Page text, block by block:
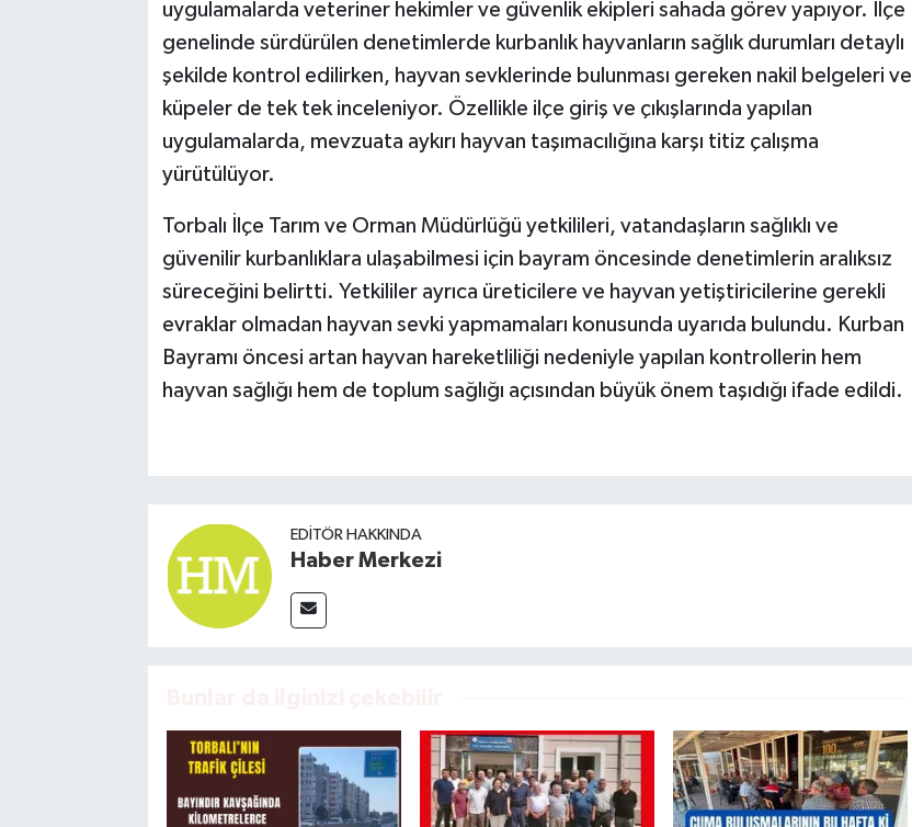
uygulamalarda veteriner hekimler ve güvenlik ekipleri sahada görev yapıyor. İlçe
genelinde sürdürülen denetimlerde kurbanlık hayvanların sağlık durumları detaylı
şekilde kontrol edilirken, hayvan sevklerinde bulunması gereken nakil belgeleri ve
küpeler de tek tek inceleniyor. Özellikle ilçe giriş ve çıkışlarında yapılan
uygulamalarda, mevzuata aykırı hayvan taşımacılığına karşı titiz çalışma
yürütülüyor.
Torbalı İlçe Tarım ve Orman Müdürlüğü yetkilileri, vatandaşların sağlıklı ve
güvenilir kurbanlıklara ulaşabilmesi için bayram öncesinde denetimlerin aralıksız
süreceğini belirtti. Yetkililer ayrıca üreticilere ve hayvan yetiştiricilerine gerekli
evraklar olmadan hayvan sevki yapmamaları konusunda uyarıda bulundu. Kurban
Bayramı öncesi artan hayvan hareketliliği nedeniyle yapılan kontrollerin hem
hayvan sağlığı hem de toplum sağlığı açısından büyük önem taşıdığı ifade edildi.
EDITÖR HAKKINDA
Haber Merkezi